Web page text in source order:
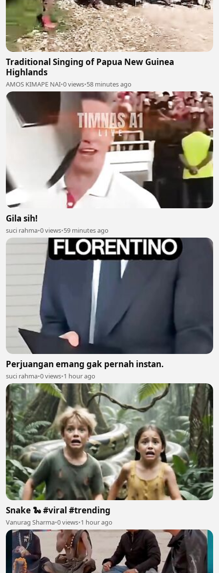
Traditional Singing of Papua New Guinea
Highlands
AMOS KIMAPE NAI•0 views•58 minutes ago
Gila sih!
suci rahma•0 views•59 minutes ago
Perjuangan emang gak pernah instan.
suci rahma•0 views•1 hour ago
Snake 🐍 #viral #trending
Vanurag Sharma•0 views•1 hour ago